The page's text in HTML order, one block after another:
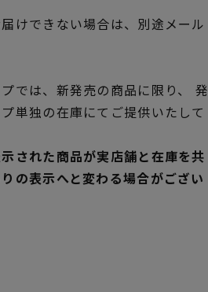
けできない場合は、別途メール
では、新発売の商品に限り、 発
単独の在庫にてご提供いたして
された商品が実店舗と在庫を共
の表示へと変わる場合がござい